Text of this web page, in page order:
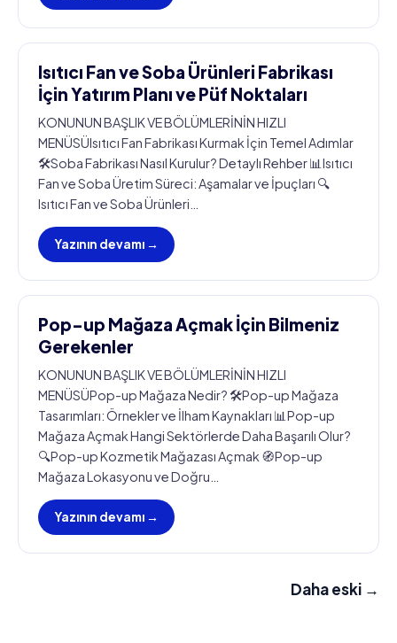
Isıtıcı Fan ve Soba Ürünleri Fabrikası
İçin Yatırım Planı ve Püf Noktaları
KONUNUN BAŞLIK VE BÖLÜMLERİNİN HIZLI
MENÜSÜIsıtıcı Fan Fabrikası Kurmak İçin Temel Adımlar
🛠️Soba Fabrikası Nasıl Kurulur? Detaylı Rehber 📊Isıtıcı
Fan ve Soba Üretim Süreci: Aşamalar ve İpuçları 🔍
Isıtıcı Fan ve Soba Ürünleri…
Yazının devamı →
Pop-up Mağaza Açmak İçin Bilmeniz
Gerekenler
KONUNUN BAŞLIK VE BÖLÜMLERİNİN HIZLI
MENÜSÜPop-up Mağaza Nedir? 🛠️Pop-up Mağaza
Tasarımları: Örnekler ve İlham Kaynakları 📊Pop-up
Mağaza Açmak Hangi Sektörlerde Daha Başarılı Olur?
🔍Pop-up Kozmetik Mağazası Açmak 🧭Pop-up
Mağaza Lokasyonu ve Doğru…
Yazının devamı →
Daha eski →